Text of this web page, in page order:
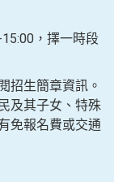
，擇一時段
招生簡章資訊。
及其子女、特殊
免報名費或交通